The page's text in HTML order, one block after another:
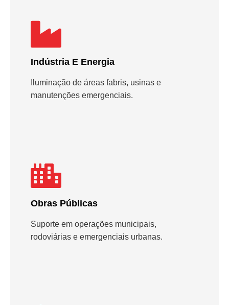
Indústria E Energia
Iluminação de áreas fabris, usinas e
manutenções emergenciais.
Obras Públicas
Suporte em operações municipais,
rodoviárias e emergenciais urbanas.